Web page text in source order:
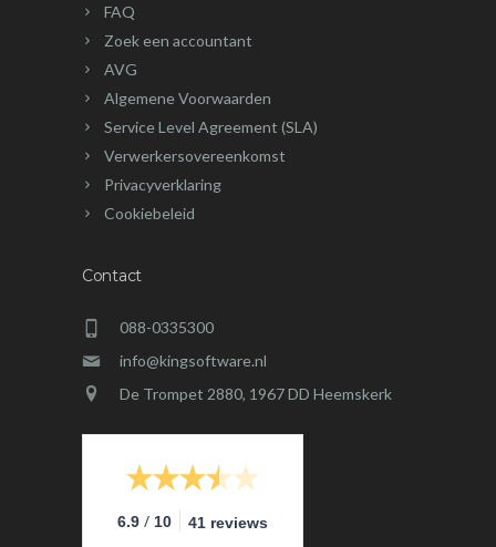
FAQ
Zoek een accountant
AVG
Algemene Voorwaarden
Service Level Agreement (SLA)
Verwerkersovereenkomst
Privacyverklaring
Cookiebeleid
Contact
088-0335300
info@kingsoftware.nl
De Trompet 2880, 1967 DD Heemskerk
6.9 / 10 41 reviews